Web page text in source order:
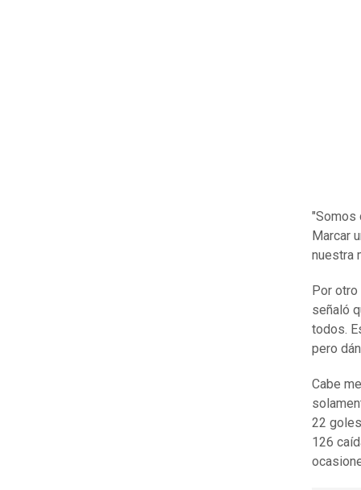
"Somos
Marcar
nuestra
Por
señaló
todos.
pero
Cabe
22
126